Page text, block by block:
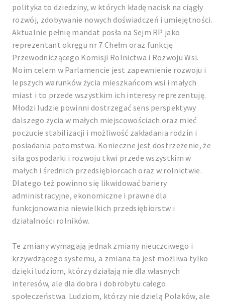
polityka to dziedziny, w których kładę nacisk na ciągły
rozwój, zdobywanie nowych doświadczeń i umiejętności.
Aktualnie pełnię mandat posła na Sejm RP jako
reprezentant okręgu nr 7 Chełm oraz funkcję
Przewodniczącego Komisji Rolnictwa i Rozwoju Wsi.
Moim celem w Parlamencie jest zapewnienie rozwoju i
lepszych warunków życia mieszkańcom wsi i małych
miast i to przede wszystkim ich interesy reprezentuję.
Młodzi ludzie powinni dostrzegać sens perspektywy
dalszego życia w małych miejscowościach oraz mieć
poczucie stabilizacji i możliwość zakładania rodzin i
posiadania potomstwa. Konieczne jest dostrzeżenie, że
siła gospodarki i rozwoju tkwi przede wszystkim w
małych i średnich przedsiębiorcach oraz w rolnictwie.
Dlatego też powinno się likwidować bariery
administracyjne, ekonomiczne i prawne dla
funkcjonowania niewielkich przedsiębiorstw i
działalności rolników.
Te zmiany wymagają jednak zmiany nieuczciwego i
krzywdzącego systemu, a zmiana ta jest możliwa tylko
dzięki ludziom, którzy działają nie dla własnych
interesów, ale dla dobra i dobrobytu całego
społeczeństwa. Ludziom, którzy nie dzielą Polaków, ale